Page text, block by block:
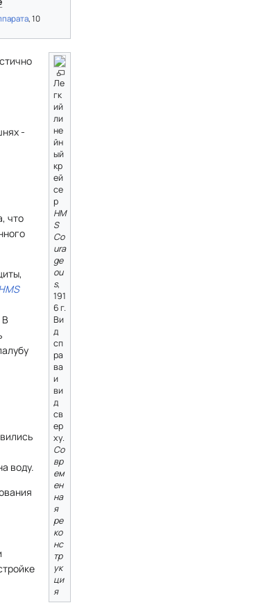
, 10
Ле
гк
ий
ли
не
йн
ый
кр
ей
се
р
HM
S
Co
ura
ge
ou
s,
191
6 г.
Ви
д
сп
ра
ва
и
ви
д
св
ер
ху.
Со
вр
ем
ен
на
я
ре
ко
нс
тр
ук
ци
я
-
что
В
воду.